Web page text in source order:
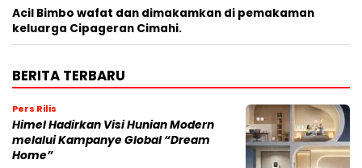
Acil Bimbo wafat dan dimakamkan di pemakaman
keluarga Cipageran Cimahi.
BERITA TERBARU
Pers Rilis
Himel Hadirkan Visi Hunian Modern
melalui Kampanye Global “Dream
Home”